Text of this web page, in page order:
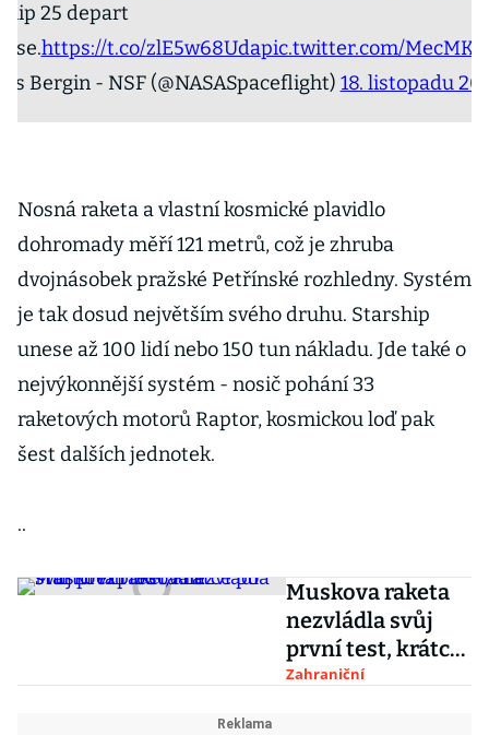
25 depart
https://t.co/zlE5w68Udapic.twitter.com/
Bergin - NSF (@NASASpaceflight) 18. listopadu
Nosná raketa a vlastní kosmické plavidlo
dohromady měří 121 metrů, což je zhruba
dvojnásobek pražské Petřínské rozhledny. Systém
je tak dosud největším svého druhu. Starship
unese až 100 lidí nebo 150 tun nákladu. Jde také o
nejvýkonnější systém - nosič pohání 33
raketových motorů Raptor, kosmickou loď pak
šest dalších jednotek.
..
Muskova raketa
nezvládla svůj
první test, krátce
po startu
Zahraniční